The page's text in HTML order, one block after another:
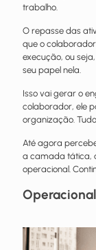
trabalho.
O repasse das
que o
execução, ou
seu papel nela.
Isso vai gerar o
colaborador, ele
organização.
Até agora
a camada tática,
operacional.
Operacional